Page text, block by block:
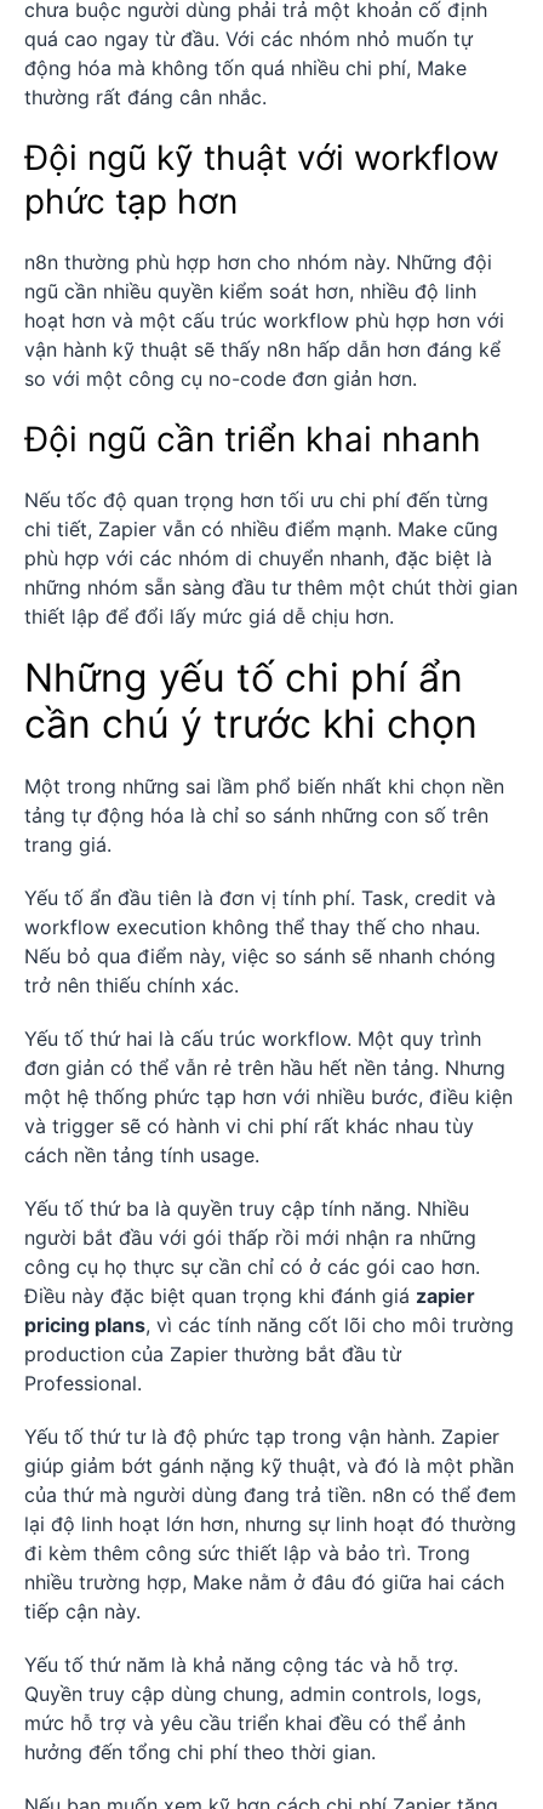
chưa buộc người dùng phải trả một khoản cố định
quá cao ngay từ đầu. Với các nhóm nhỏ muốn tự
động hóa mà không tốn quá nhiều chi phí, Make
thường rất đáng cân nhắc.
Đội ngũ kỹ thuật với workflow
phức tạp hơn
n8n thường phù hợp hơn cho nhóm này. Những đội
ngũ cần nhiều quyền kiểm soát hơn, nhiều độ linh
hoạt hơn và một cấu trúc workflow phù hợp hơn với
vận hành kỹ thuật sẽ thấy n8n hấp dẫn hơn đáng kể
so với một công cụ no-code đơn giản hơn.
Đội ngũ cần triển khai nhanh
Nếu tốc độ quan trọng hơn tối ưu chi phí đến từng
chi tiết, Zapier vẫn có nhiều điểm mạnh. Make cũng
phù hợp với các nhóm di chuyển nhanh, đặc biệt là
những nhóm sẵn sàng đầu tư thêm một chút thời gian
thiết lập để đổi lấy mức giá dễ chịu hơn.
Những yếu tố chi phí ẩn
cần chú ý trước khi chọn
Một trong những sai lầm phổ biến nhất khi chọn nền
tảng tự động hóa là chỉ so sánh những con số trên
trang giá.
Yếu tố ẩn đầu tiên là đơn vị tính phí. Task, credit và
workflow execution không thể thay thế cho nhau.
Nếu bỏ qua điểm này, việc so sánh sẽ nhanh chóng
trở nên thiếu chính xác.
Yếu tố thứ hai là cấu trúc workflow. Một quy trình
đơn giản có thể vẫn rẻ trên hầu hết nền tảng. Nhưng
một hệ thống phức tạp hơn với nhiều bước, điều kiện
và trigger sẽ có hành vi chi phí rất khác nhau tùy
cách nền tảng tính usage.
Yếu tố thứ ba là quyền truy cập tính năng. Nhiều
người bắt đầu với gói thấp rồi mới nhận ra những
công cụ họ thực sự cần chỉ có ở các gói cao hơn.
Điều này đặc biệt quan trọng khi đánh giá zapier
pricing plans, vì các tính năng cốt lõi cho môi trường
production của Zapier thường bắt đầu từ
Professional.
Yếu tố thứ tư là độ phức tạp trong vận hành. Zapier
giúp giảm bớt gánh nặng kỹ thuật, và đó là một phần
của thứ mà người dùng đang trả tiền. n8n có thể đem
lại độ linh hoạt lớn hơn, nhưng sự linh hoạt đó thường
đi kèm thêm công sức thiết lập và bảo trì. Trong
nhiều trường hợp, Make nằm ở đâu đó giữa hai cách
tiếp cận này.
Yếu tố thứ năm là khả năng cộng tác và hỗ trợ.
Quyền truy cập dùng chung, admin controls, logs,
mức hỗ trợ và yêu cầu triển khai đều có thể ảnh
hưởng đến tổng chi phí theo thời gian.